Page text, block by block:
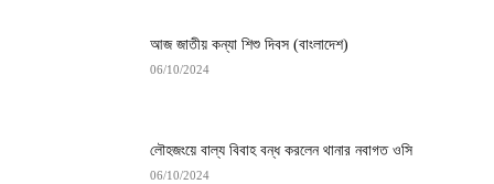
আজ জাতীয় কন্যা শিশু দিবস (বাংলাদেশ)
06/10/2024
লৌহজংয়ে বাল্য বিবাহ বন্ধ করলেন থানার নবাগত ওসি
06/10/2024